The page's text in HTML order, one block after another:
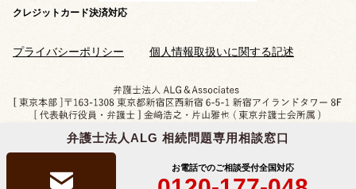
弁護士法人ALG 相続問題専用相談窓口
お電話でのご相談受付全国対応
クレジットカード決済対応
プライバシーポリシー 個人情報取扱いに関する記述
Copyright © 2019-2026 相続問題のご相談なら
弁護士法人ALG&Associates All Rights Reserved.